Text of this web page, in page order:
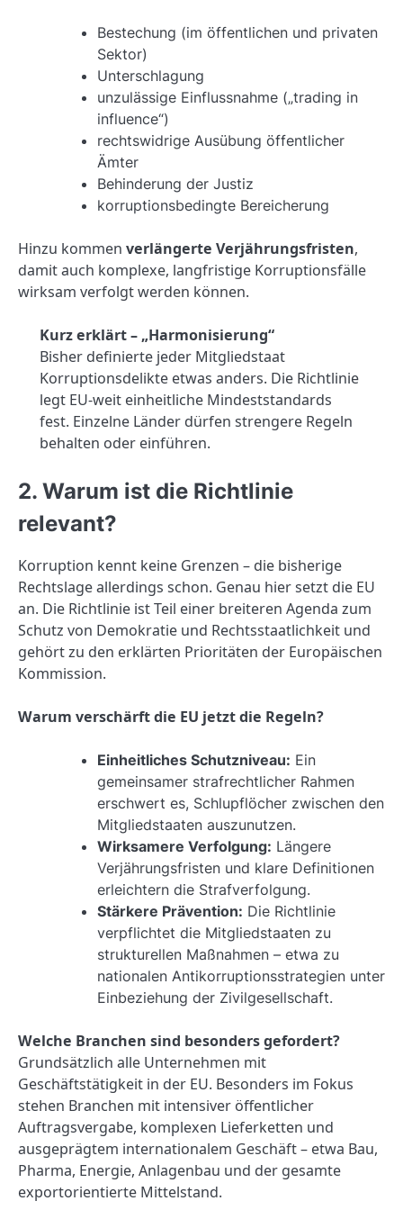
Bestechung (im öffentlichen und privaten
Sektor)
Unterschlagung
unzulässige Einflussnahme („trading in
influence“)
rechtswidrige Ausübung öffentlicher
Ämter
Behinderung der Justiz
korruptionsbedingte Bereicherung
Hinzu kommen verlängerte Verjährungsfristen,
damit auch komplexe, langfristige Korruptionsfälle
wirksam verfolgt werden können.
Kurz erklärt – „Harmonisierung“
Bisher definierte jeder Mitgliedstaat
Korruptionsdelikte etwas anders. Die Richtlinie
legt EU-weit einheitliche Mindeststandards
fest. Einzelne Länder dürfen strengere Regeln
behalten oder einführen.
2. Warum ist die Richtlinie
relevant?
Korruption kennt keine Grenzen – die bisherige
Rechtslage allerdings schon. Genau hier setzt die EU
an. Die Richtlinie ist Teil einer breiteren Agenda zum
Schutz von Demokratie und Rechtsstaatlichkeit und
gehört zu den erklärten Prioritäten der Europäischen
Kommission.
Warum verschärft die EU jetzt die Regeln?
Einheitliches Schutzniveau: Ein
gemeinsamer strafrechtlicher Rahmen
erschwert es, Schlupflöcher zwischen den
Mitgliedstaaten auszunutzen.
Wirksamere Verfolgung: Längere
Verjährungsfristen und klare Definitionen
erleichtern die Strafverfolgung.
Stärkere Prävention: Die Richtlinie
verpflichtet die Mitgliedstaaten zu
strukturellen Maßnahmen – etwa zu
nationalen Antikorruptionsstrategien unter
Einbeziehung der Zivilgesellschaft.
Welche Branchen sind besonders gefordert?
Grundsätzlich alle Unternehmen mit
Geschäftstätigkeit in der EU. Besonders im Fokus
stehen Branchen mit intensiver öffentlicher
Auftragsvergabe, komplexen Lieferketten und
ausgeprägtem internationalem Geschäft – etwa Bau,
Pharma, Energie, Anlagenbau und der gesamte
exportorientierte Mittelstand.